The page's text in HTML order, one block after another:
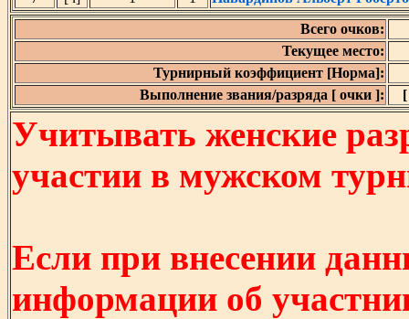
Всего очков:
Текущее место:
Турнирный коэффициент [Норма]:
Выполнение звания/разряда [ очки ]:
Учитывать женские
участии в мужском
Если при внесении
информации об